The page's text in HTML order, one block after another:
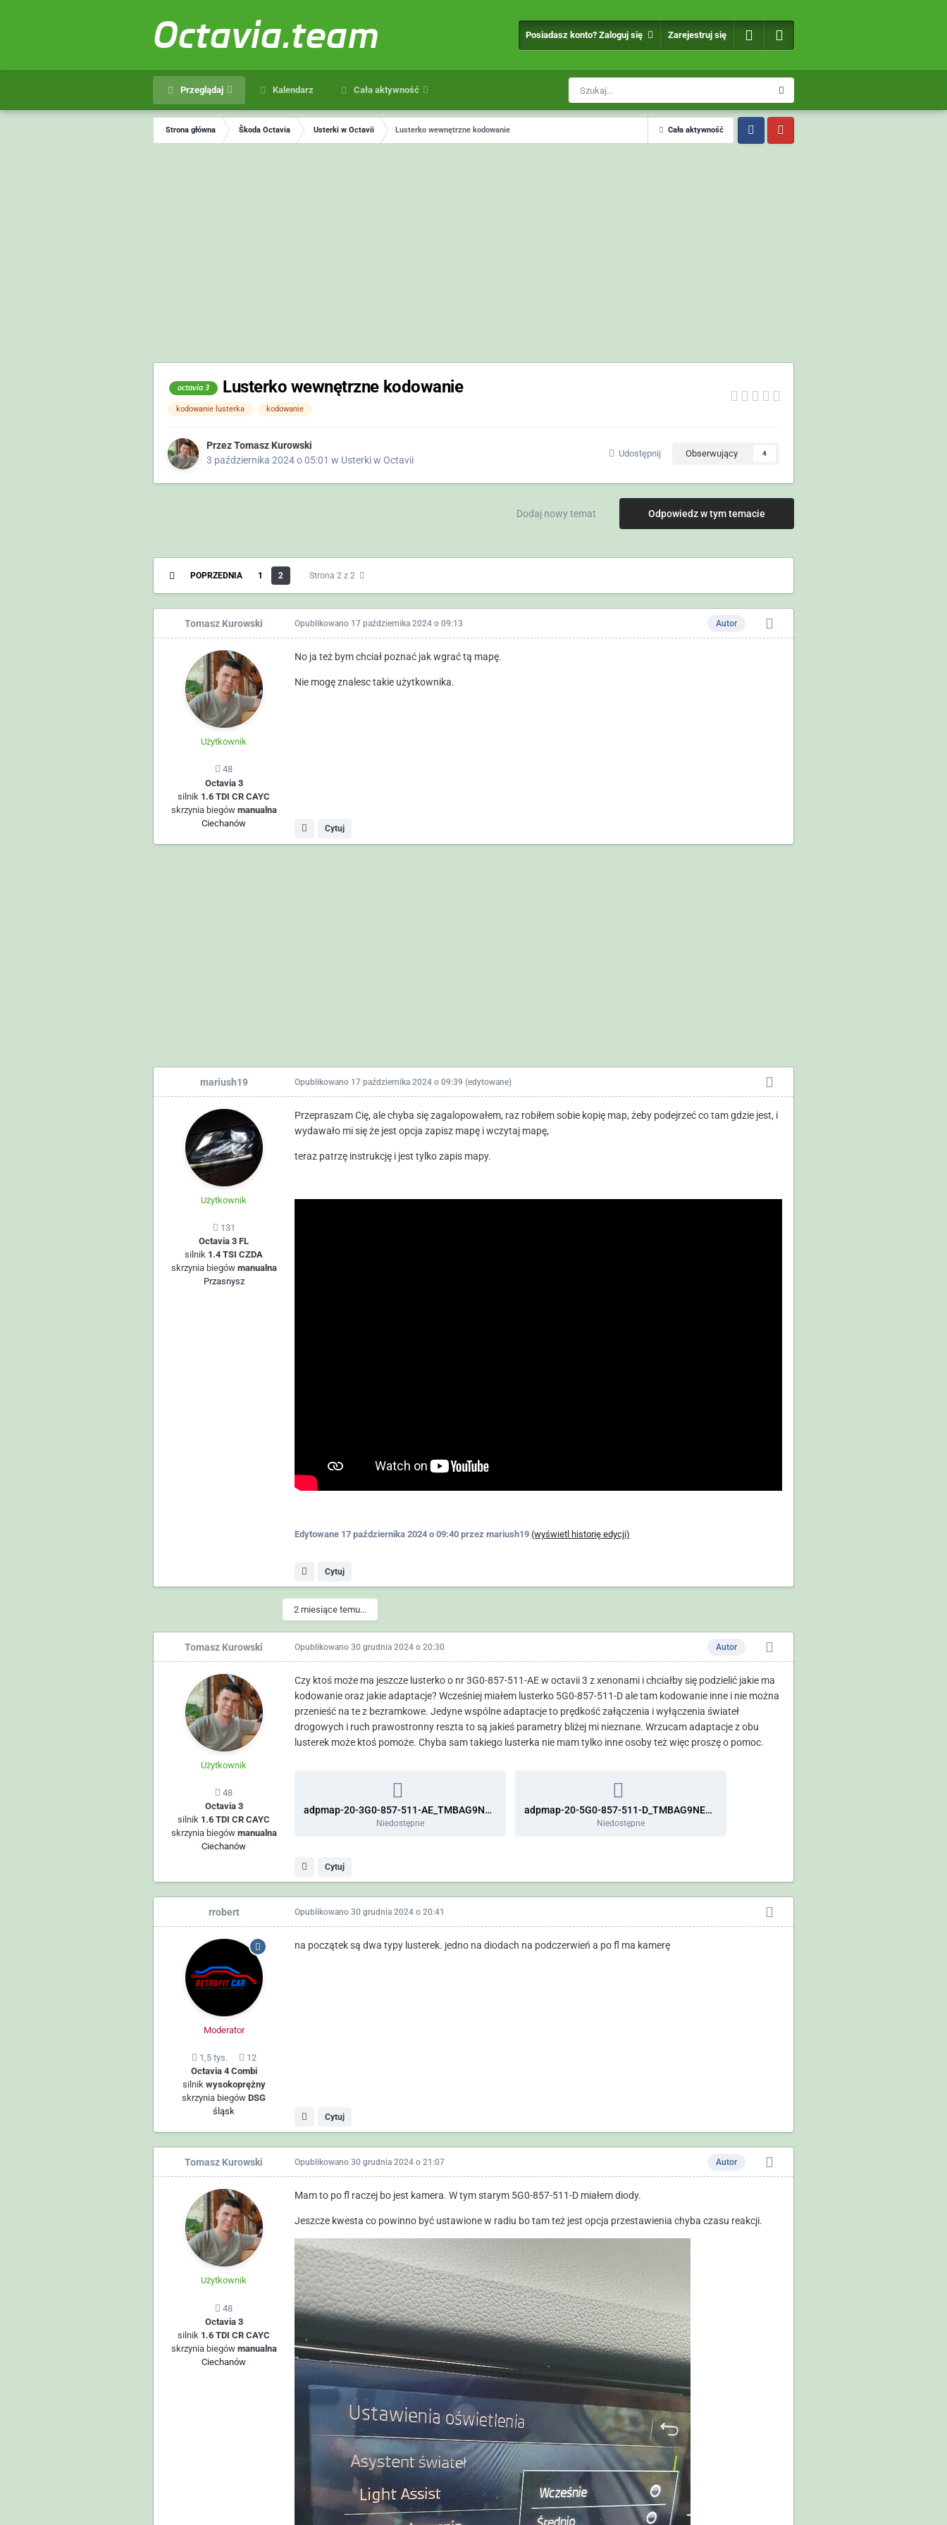
Octavia.team Posiadasz konto? Zaloguj się Zarejestruj się
Przeglądaj Kalendarz Cała aktywność
Cała aktywność
Strona główna Škoda Octavia Usterki w Octavii Lusterko wewnętrzne kodowanie
octavia 3 Lusterko wewnętrzne kodowanie
kodowanie lusterka kodowanie
PrzezTomasz Kurowski
3 października 2024 o 05:01 w Usterki w Octavii
Udostępnij Obserwujący 4
Odpowiedz w tym temacie
Dodaj nowy temat
POPRZEDNIA 1 2 Strona 2 z 2
Tomasz Kurowski
Użytkownik
48
Octavia 3
silnik 1.6 TDI CR CAYC
skrzynia biegów manualna
Ciechanów
Autor
Opublikowano 17 października 2024 o 09:13
No ja też bym chciał poznać jak wgrać tą mapę.
Nie mogę znalesc takie użytkownika.
Cytuj
mariush19
Użytkownik
131
Octavia 3 FL
silnik 1.4 TSI CZDA
skrzynia biegów manualna
Przasnysz
Opublikowano 17 października 2024 o 09:39 (edytowane)
Przepraszam Cię, ale chyba się zagalopowałem, raz robiłem sobie kopię map, żeby podejrzeć co tam gdzie jest, i
wydawało mi się że jest opcja zapisz mapę i wczytaj mapę,
teraz patrzę instrukcję i jest tylko zapis mapy.
Edytowane 17 października 2024 o 09:40przez mariush19 (wyświetl historię edycji)
Cytuj
2 miesiące temu...
Tomasz Kurowski
Użytkownik
48
Octavia 3
silnik 1.6 TDI CR CAYC
skrzynia biegów manualna
Ciechanów
Autor
Opublikowano 30 grudnia 2024 o 20:30
Czy ktoś może ma jeszcze lusterko o nr 3G0-857-511-AE w octavii 3 z xenonami i chciałby się podzielić jakie ma
kodowanie oraz jakie adaptacje? Wcześniej miałem lusterko 5G0-857-511-D ale tam kodowanie inne i nie można
przenieść na te z bezramkowe. Jedyne wspólne adaptacje to prędkość załączenia i wyłączenia świateł
drogowych i ruch prawostronny reszta to są jakieś parametry bliżej mi nieznane. Wrzucam adaptacje z obu
lusterek może ktoś pomoże. Chyba sam takiego lusterka nie mam tylko inne osoby też więc proszę o pomoc.
adpmap-20-3G0-857-511-AE_TMBAG9NE2E0219543-20241229-1527.CSV
Niedostępne
adpmap-20-5G0-857-511-D_TMBAG9NE2E0219543-20241229-1534.CSV
Niedostępne
Cytuj
rrobert
Moderator
1,5 tys.
12
Octavia 4 Combi
silnik wysokoprężny
skrzynia biegówDSG
śląsk
Opublikowano 30 grudnia 2024 o 20:41
na początek są dwa typy lusterek. jedno na diodach na podczerwień a po fl ma kamerę
Cytuj
Tomasz Kurowski
Użytkownik
48
Octavia 3
silnik 1.6 TDI CR CAYC
skrzynia biegów manualna
Ciechanów
Autor
Opublikowano 30 grudnia 2024 o 21:07
Mam to po fl raczej bo jest kamera. W tym starym 5G0-857-511-D miałem diody.
Jeszcze kwesta co powinno być ustawione w radiu bo tam też jest opcja przestawienia chyba czasu reakcji.